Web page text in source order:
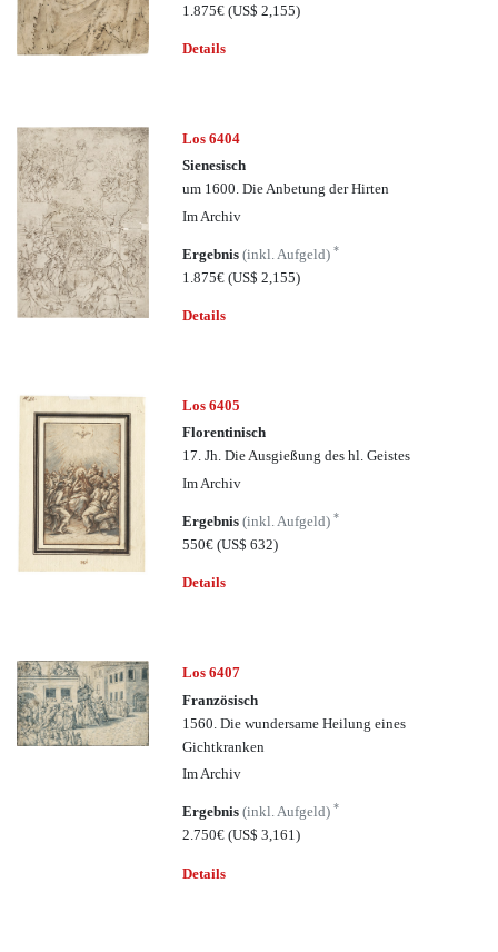
1.875€(US$ 2,155)
Details
Los 6404
Sienesisch
um 1600. Die Anbetung der Hirten
Im Archiv
Ergebnis(inkl. Aufgeld)*
1.875€(US$ 2,155)
Details
Los 6405
Florentinisch
17. Jh. Die Ausgießung des hl. Geistes
Im Archiv
Ergebnis(inkl. Aufgeld)*
550€(US$ 632)
Details
Los 6407
Französisch
1560. Die wundersame Heilung eines
Gichtkranken
Im Archiv
Ergebnis(inkl. Aufgeld)*
2.750€(US$ 3,161)
Details